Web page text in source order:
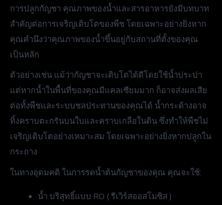
การปลูกกัญชา คุณภาพของน้ำและสารอาหารยังมีบทบาท
สำคัญต่อการเจริญเติบโตของพืช โดยเฉพาะอย่างยิ่งหาก
คุณคำนึงว่าคุณภาพของน้ำขึ้นอยู่กับสถานที่ตั้งของคุณ
เป็นหลัก
ตัวอย่างเช่น แม้ว่ากัญชาจะเติบโตได้ดีโดยใช้น้ำประปา
แต่หากน้ำในพื้นที่ของคุณมีแคลเซียมมาก ก็อาจส่งผลเสีย
ต่อทั้งพืชและระบบชลประทานของคุณได้ น้ำกระด้างอาจ
ทิ้งคราบตะกรันบนใบและคราบเกลือในดิน ซึ่งทำให้พืชไม่
เจริญเติบโตอย่างเหมาะสม โดยเฉพาะอย่างยิ่งหากปลูกใน
กระถาง
ในทางอุดมคติ ในการรดน้ำต้นกัญชาของคุณ คุณจะใช้:
น้ำ บริสุทธิ์แบบ RO ( รีเวิร์สออสโมซิส )